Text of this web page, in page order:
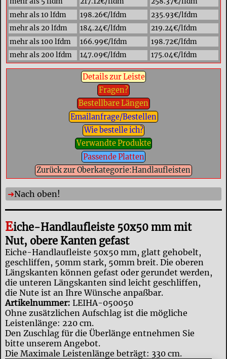
mehr als 10 lfdm
198.26€/lfdm
235.93€/lfdm
mehr als 20 lfdm
184.24€/lfdm
219.24€/lfdm
mehr als 100 lfdm
166.99€/lfdm
198.72€/lfdm
mehr als 200 lfdm
147.09€/lfdm 175.04€/lfdm
Details zur Leiste
Fragen?
Bestellbare Längen
Emailanfrage/Bestellen
Wie bestelle ich?
Verwandte Produkte
Passende Platten
Zurück zur Oberkategorie:Handlaufleisten
Nach oben!
Eiche-Handlaufleiste 50x50 mm mit
Nut, obere Kanten gefast
Eiche-Handlaufleiste 50x50 mm, glatt gehobelt,
geschliffen, 50mm stark, 50mm breit. Die oberen
Längskanten können gefast oder gerundet werden,
die unteren Längskanten sind leicht geschliffen,
die Nute ist an Ihre Wünsche anpaßbar.
Artikelnummer: LEIHA-050050
Ohne zusätzlichen Aufschlag ist die mögliche
Leistenlänge: 220 cm.
Den Zuschlag für die Überlänge entnehmen Sie
bitte unserem Angebot.
Die Maximale Leistenlänge beträgt: 330 cm.